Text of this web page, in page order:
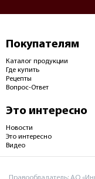
Покупателям
Каталог продукции
Где купить
Рецепты
Вопрос-Ответ
Это интересно
Новости
Это интересно
Видео
Правообладатель: АО